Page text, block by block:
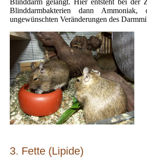
Blinddarm gelangt. Hier entsteht bei der
Blinddarmbakterien dann
ungewünschten Veränderungen des
3. Fette (Lipide)